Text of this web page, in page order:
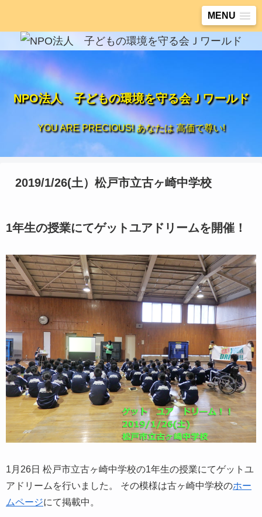
MENU
NPO法人 子どもの環境を守る会Ｊワールド
YOU ARE PRECIOUS! あなたは 高価で尊い!
2019/1/26(土）松戸市立古ヶ崎中学校
1年生の授業にてゲットユアドリームを開催！
1月26日 松戸市立古ヶ崎中学校の1年生の授業にてゲットユ
アドリームを行いました。 その模様は古ヶ崎中学校のホー
ムページにて掲載中。